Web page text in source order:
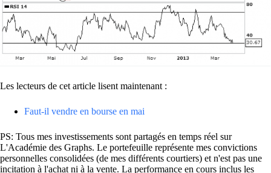
Les lecteurs de cet article lisent maintenant :
Faut-il vendre en bourse en mai
PS: Tous mes investissements sont partagés en temps réel sur
L'Académie des Graphs. Le portefeuille représente mes convictions
personnelles consolidées (de mes différents courtiers) et n'est pas une
incitation à l'achat ni à la vente. La performance en cours inclus les